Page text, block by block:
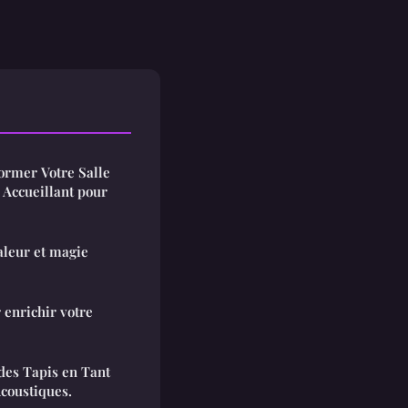
Votre Salle
Accueillant pour
et magie
enrichir votre
Tapis en Tant